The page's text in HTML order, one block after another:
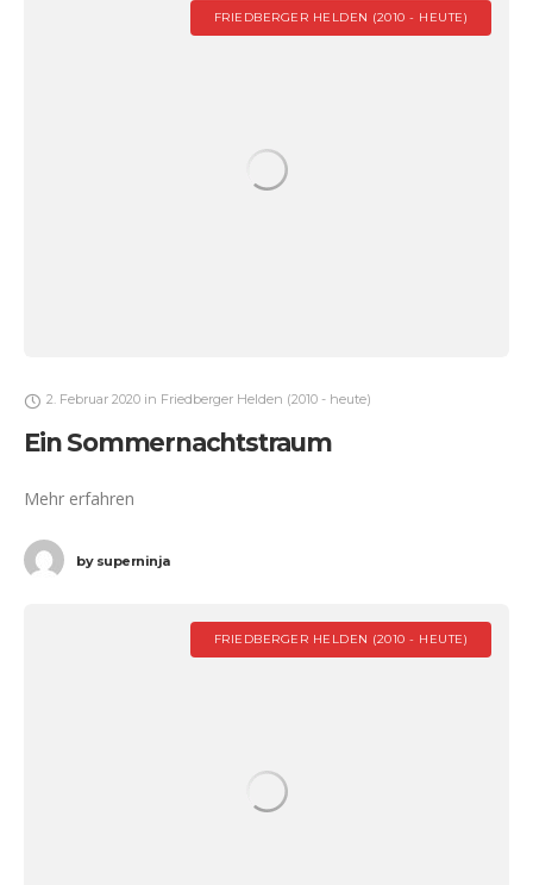
FRIEDBERGER HELDEN (2010 - HEUTE)
2. Februar 2020 in Friedberger Helden (2010 - heute)
Ein Sommernachtstraum
Mehr erfahren
bysuperninja
FRIEDBERGER HELDEN (2010 - HEUTE)